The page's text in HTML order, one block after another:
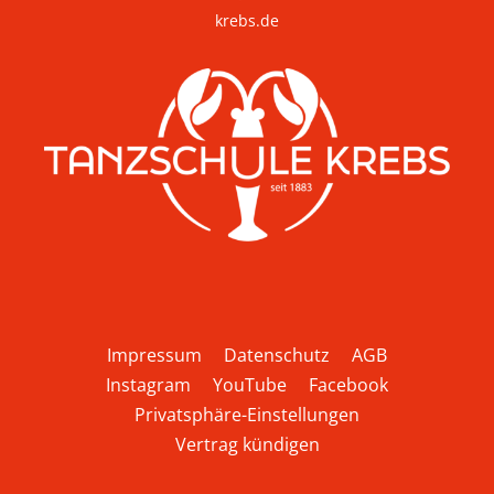
krebs.de
Impressum Datenschutz
AGB
Instagram
YouTube
Facebook
Privatsphäre-Einstellungen
Vertrag kündigen